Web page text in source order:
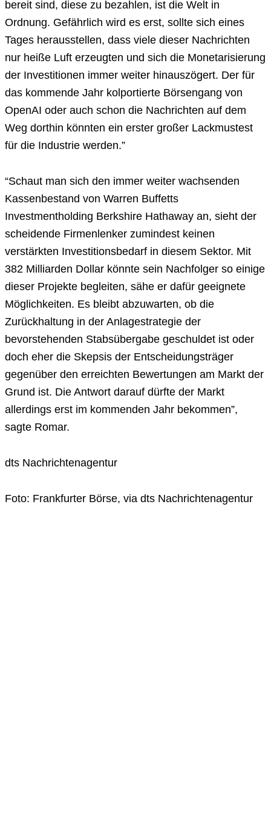
bereit sind, diese zu bezahlen, ist die Welt in
Ordnung. Gefährlich wird es erst, sollte sich eines
Tages herausstellen, dass viele dieser Nachrichten
nur heiße Luft erzeugten und sich die Monetarisierung
der Investitionen immer weiter hinauszögert. Der für
das kommende Jahr kolportierte Börsengang von
OpenAI oder auch schon die Nachrichten auf dem
Weg dorthin könnten ein erster großer Lackmustest
für die Industrie werden.”
“Schaut man sich den immer weiter wachsenden
Kassenbestand von Warren Buffetts
Investmentholding Berkshire Hathaway an, sieht der
scheidende Firmenlenker zumindest keinen
verstärkten Investitionsbedarf in diesem Sektor. Mit
382 Milliarden Dollar könnte sein Nachfolger so einige
dieser Projekte begleiten, sähe er dafür geeignete
Möglichkeiten. Es bleibt abzuwarten, ob die
Zurückhaltung in der Anlagestrategie der
bevorstehenden Stabsübergabe geschuldet ist oder
doch eher die Skepsis der Entscheidungsträger
gegenüber den erreichten Bewertungen am Markt der
Grund ist. Die Antwort darauf dürfte der Markt
allerdings erst im kommenden Jahr bekommen”,
sagte Romar.
dts Nachrichtenagentur
Foto: Frankfurter Börse, via dts Nachrichtenagentur